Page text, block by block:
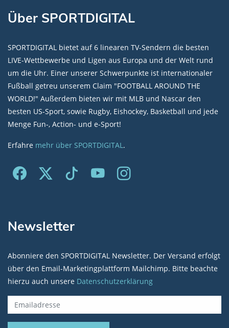
Über SPORTDIGITAL
SPORTDIGITAL bietet auf 6 linearen TV-Sendern die besten
LIVE-Wettbewerbe und Ligen aus Europa und der Welt rund
um die Uhr. Einer unserer Schwerpunkte ist internationaler
Fußball getreu unserem Claim "FOOTBALL AROUND THE
WORLD!" Außerdem bieten wir mit MLB und Nascar den
besten US-Sport, sowie Rugby, Eishockey, Basketball und jede
Menge Fun-, Action- und e-Sport!
Erfahre mehr über SPORTDIGITAL.
Newsletter
Abonniere den SPORTDIGITAL Newsletter. Der Versand erfolgt
über den Email-Marketingplattform Mailchimp. Bitte beachte
hierzu auch unsere Datenschutzerklärung